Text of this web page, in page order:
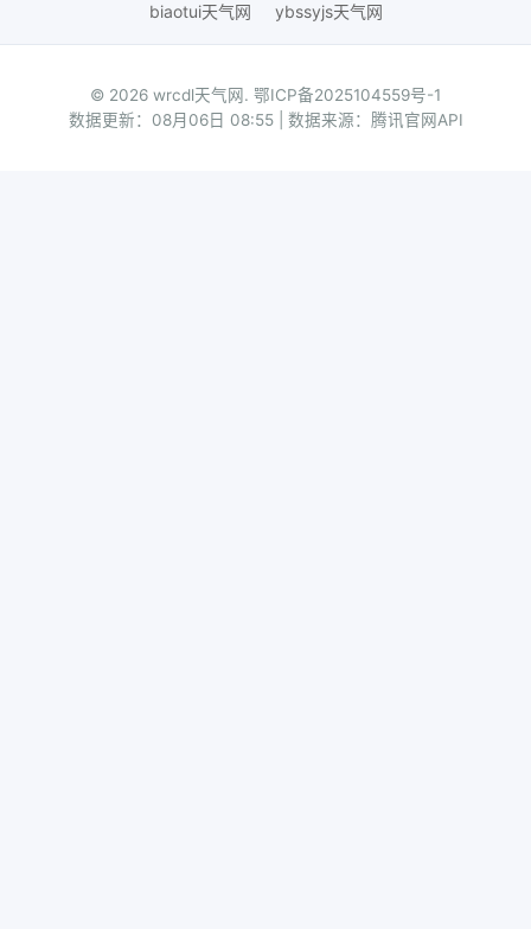
biaotui天气网
ybssyjs天气网
© 2026 wrcdl天气网. 鄂ICP备2025104559号-1
数据更新：08月06日 08:55 | 数据来源：腾讯官网API